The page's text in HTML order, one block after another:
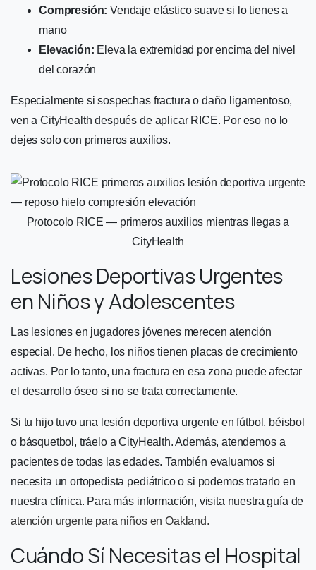
Compresión: Vendaje elástico suave si lo tienes a
mano
Elevación: Eleva la extremidad por encima del nivel
del corazón
Especialmente si sospechas fractura o daño ligamentoso,
ven a CityHealth después de aplicar RICE. Por eso no lo
dejes solo con primeros auxilios.
Protocolo RICE — primeros auxilios mientras llegas a
CityHealth
Lesiones Deportivas Urgentes
en Niños y Adolescentes
Las lesiones en jugadores jóvenes merecen atención
especial. De hecho, los niños tienen placas de crecimiento
activas. Por lo tanto, una fractura en esa zona puede afectar
el desarrollo óseo si no se trata correctamente.
Si tu hijo tuvo una lesión deportiva urgente en fútbol, béisbol
o básquetbol, tráelo a CityHealth. Además, atendemos a
pacientes de todas las edades. También evaluamos si
necesita un ortopedista pediátrico o si podemos tratarlo en
nuestra clínica. Para más información, visita nuestra guía de
atención urgente para niños en Oakland.
Cuándo Sí Necesitas el Hospital